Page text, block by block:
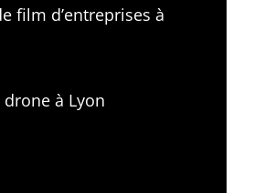
film d’entreprises à
à Lyon